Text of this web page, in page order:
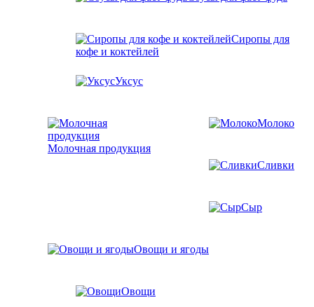
Сиропы для
кофе и коктейлей
Уксус
Молочная продукция
Молоко
Сливки
Сыр
Овощи и ягоды
Овощи